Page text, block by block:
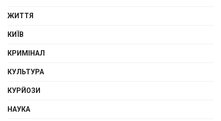
ЖИТТЯ
КИЇВ
КРИМІНАЛ
КУЛЬТУРА
КУРЙОЗИ
НАУКА